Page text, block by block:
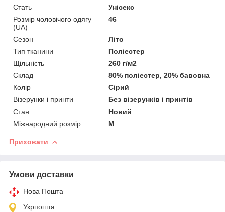
Стать
Унісекс
Розмір чоловічого одягу
(UA)
46
Сезон
Літо
Тип тканини
Поліестер
Щільність
260 г/м2
Склад
80% поліестер, 20% бавовна
Колір
Сірий
Візерунки і принти
Без візерунків і принтів
Стан
Новий
Міжнародний розмір
M
Приховати
Умови доставки
Нова Пошта
Укрпошта